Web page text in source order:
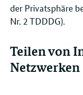
der Privatsphäre
Nr. 2 TDDDG).
Teilen von
Netzwerken